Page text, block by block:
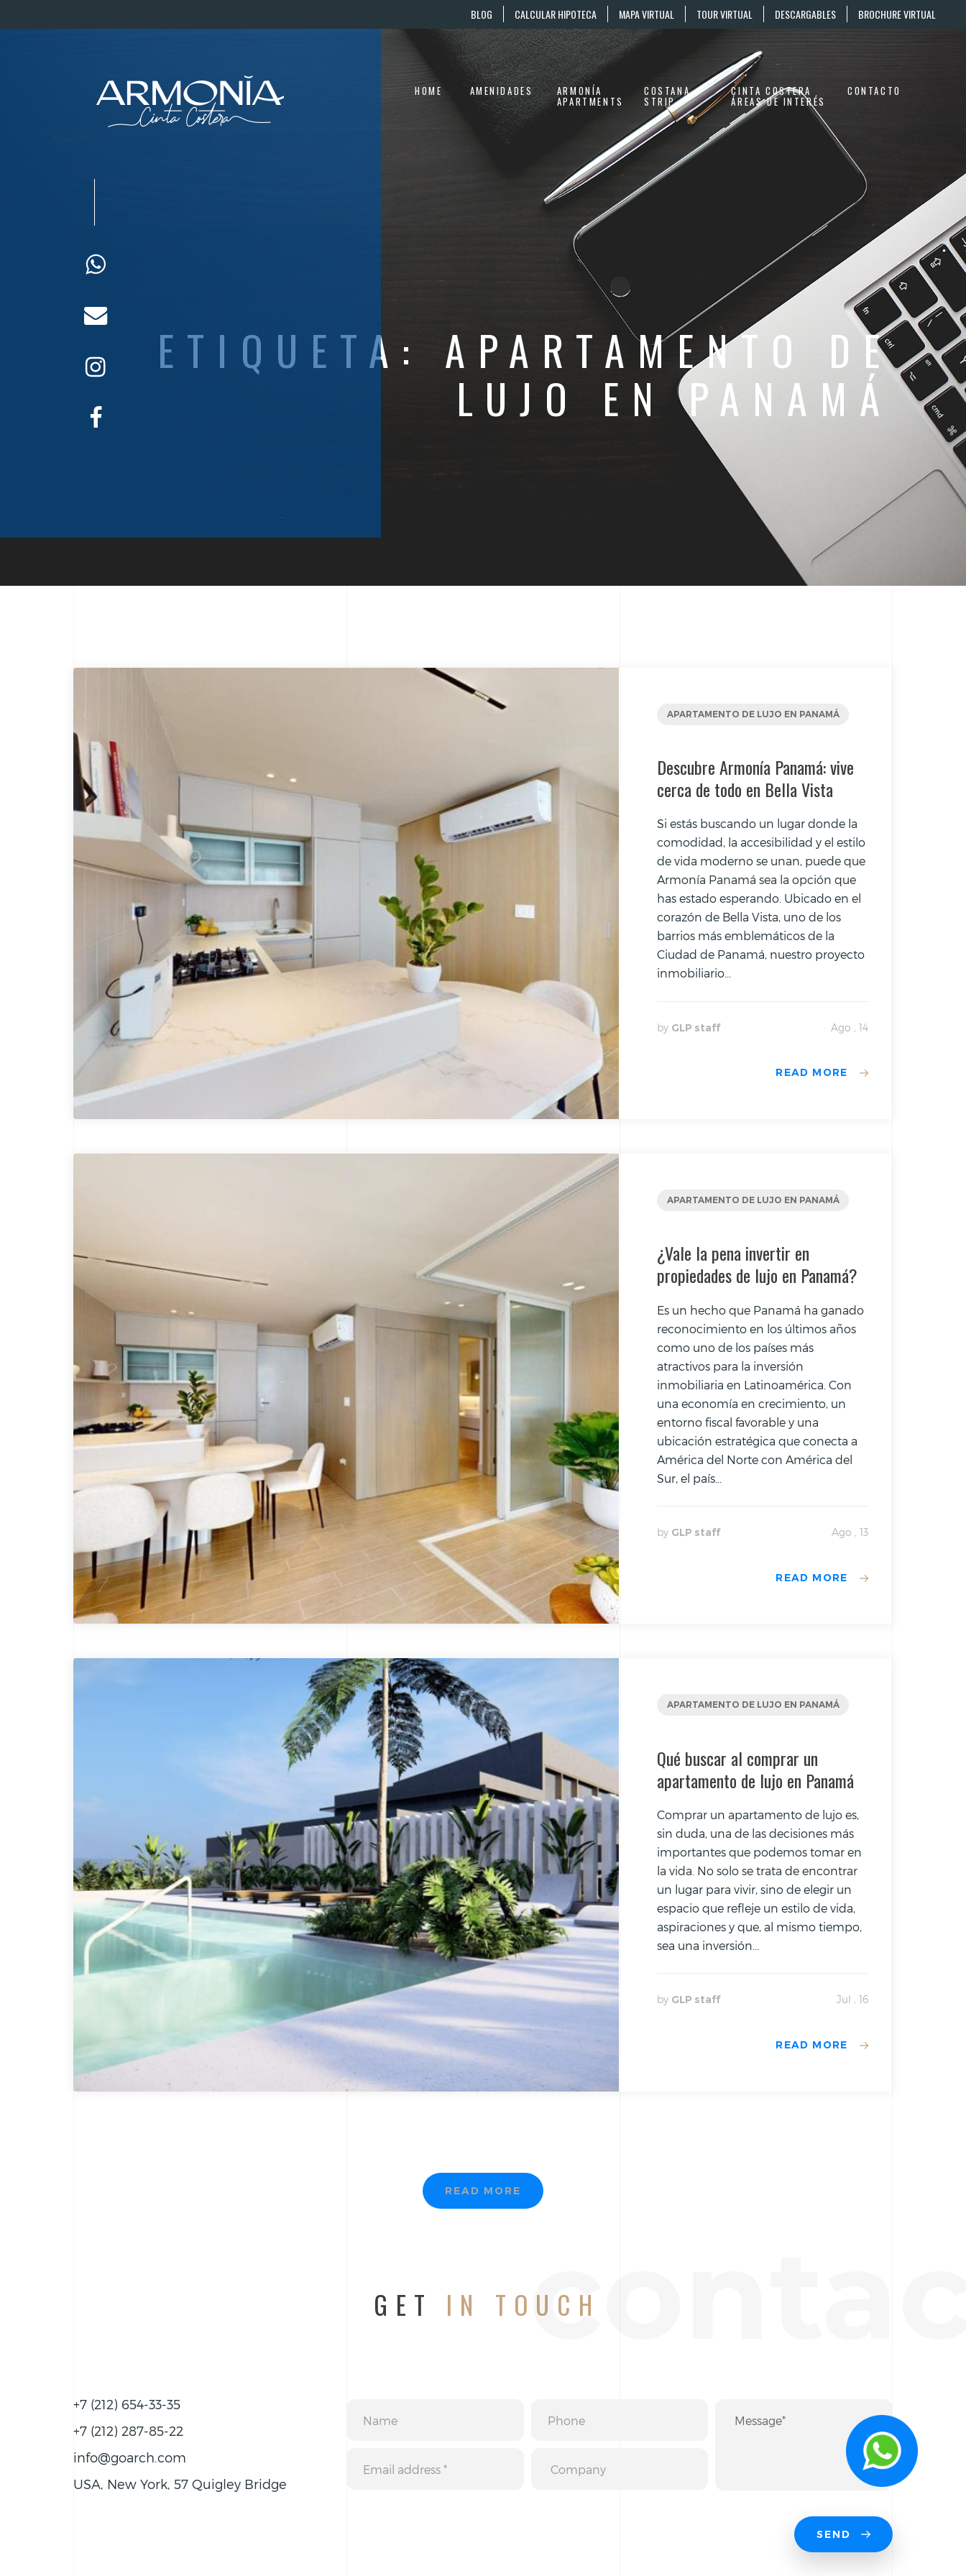
BROCHURE VIRTUAL
DESCARGABLES
TOUR VIRTUAL
MAPA VIRTUAL
CALCULAR HIPOTECA
BLOG
HOME AMENIDADES ARMONÍA
APARTMENTS
COSTANA
STRIP
CINTA COSTERA
ÁREAS DE INTERÉS
CONTACTO
ETIQUETA: APARTAMENTO DE
LUJO EN PANAMÁ
APARTAMENTO DE LUJO EN PANAMÁ
Descubre Armonía Panamá: vive
cerca de todo en Bella Vista
Si estás buscando un lugar donde la
comodidad, la accesibilidad y el estilo
de vida moderno se unan, puede que
Armonía Panamá sea la opción que
has estado esperando. Ubicado en el
corazón de Bella Vista, uno de los
barrios más emblemáticos de la
Ciudad de Panamá, nuestro proyecto
inmobiliario...
by GLP staff Ago , 14
READ MORE
APARTAMENTO DE LUJO EN PANAMÁ
¿Vale la pena invertir en
propiedades de lujo en Panamá?
Es un hecho que Panamá ha ganado
reconocimiento en los últimos años
como uno de los países más
atractivos para la inversión
inmobiliaria en Latinoamérica. Con
una economía en crecimiento, un
entorno fiscal favorable y una
ubicación estratégica que conecta a
América del Norte con América del
Sur, el país...
by GLP staff Ago , 13
READ MORE
APARTAMENTO DE LUJO EN PANAMÁ
Qué buscar al comprar un
apartamento de lujo en Panamá
Comprar un apartamento de lujo es,
sin duda, una de las decisiones más
importantes que podemos tomar en
la vida. No solo se trata de encontrar
un lugar para vivir, sino de elegir un
espacio que refleje un estilo de vida,
aspiraciones y que, al mismo tiempo,
sea una inversión...
by GLP staff Jul , 16
READ MORE
READ MORE
GET IN TOUCH
+7 (212) 654-33-35
+7 (212) 287-85-22
info@goarch.com
USA, New York, 57 Quigley Bridge
SEND